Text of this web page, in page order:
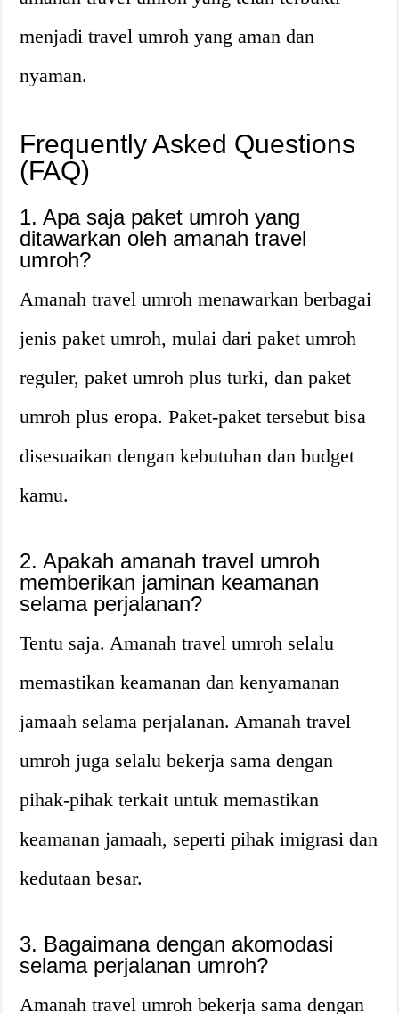
menjadi travel umroh yang aman dan
nyaman.
Frequently Asked Questions
(FAQ)
1. Apa saja paket umroh yang
ditawarkan oleh amanah travel
umroh?
Amanah travel umroh menawarkan berbagai
jenis paket umroh, mulai dari paket umroh
reguler, paket umroh plus turki, dan paket
umroh plus eropa. Paket-paket tersebut bisa
disesuaikan dengan kebutuhan dan budget
kamu.
2. Apakah amanah travel umroh
memberikan jaminan keamanan
selama perjalanan?
Tentu saja. Amanah travel umroh selalu
memastikan keamanan dan kenyamanan
jamaah selama perjalanan. Amanah travel
umroh juga selalu bekerja sama dengan
pihak-pihak terkait untuk memastikan
keamanan jamaah, seperti pihak imigrasi dan
kedutaan besar.
3. Bagaimana dengan akomodasi
selama perjalanan umroh?
Amanah travel umroh bekerja sama dengan